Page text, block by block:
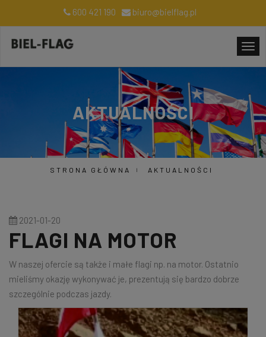
600 421 190 biuro@bielflag.pl
AKTUALNOŚCI
STRONA GŁÓWNA AKTUALNOŚCI
2021-01-20
FLAGI NA MOTOR
W naszej ofercie są także i małe flagi np. na motor. Ostatnio
mieliśmy okazję wykonywać je, prezentują się bardzo dobrze
szczególnie podczas jazdy.